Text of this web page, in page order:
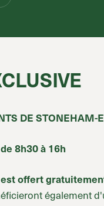
DE STONEHAM-
8h30 à 16h
offert
également